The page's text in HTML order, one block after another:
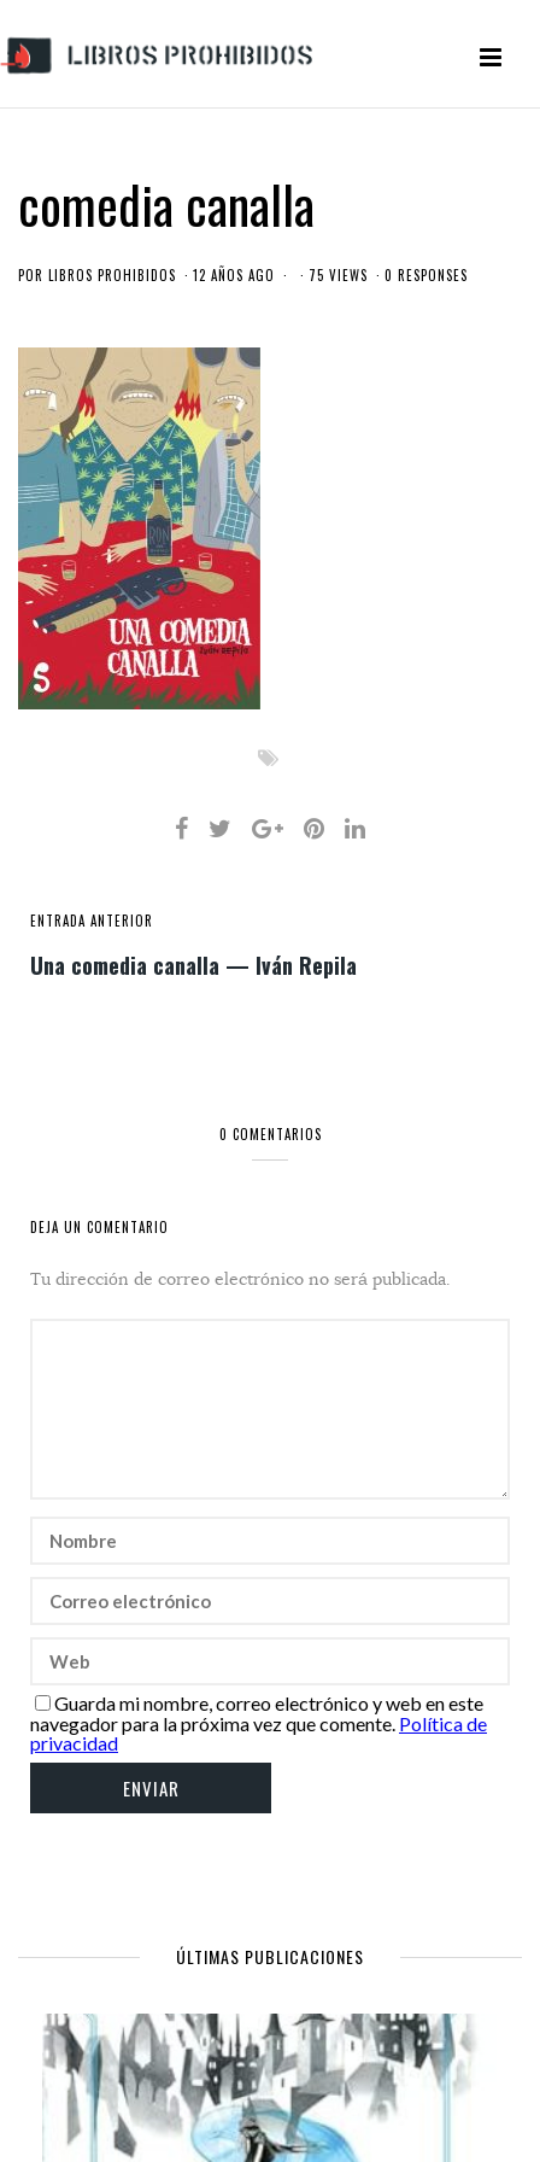
comedia canalla
POR LIBROS PROHIBIDOS 12 AÑOS AGO 75 VIEWS 0 RESPONSES
ENTRADA ANTERIOR
Una comedia canalla — Iván Repila
0 COMENTARIOS
DEJA UN COMENTARIO
Tu dirección de correo electrónico no será publicada.
Guarda mi nombre, correo electrónico y web en este
navegador para la próxima vez que comente. Política de
privacidad
ÚLTIMAS PUBLICACIONES